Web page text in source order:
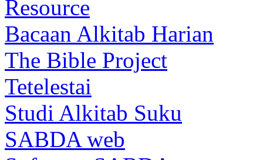
Resource
Bacaan Alkitab Harian
The Bible Project
Tetelestai
Studi Alkitab Suku
SABDA web